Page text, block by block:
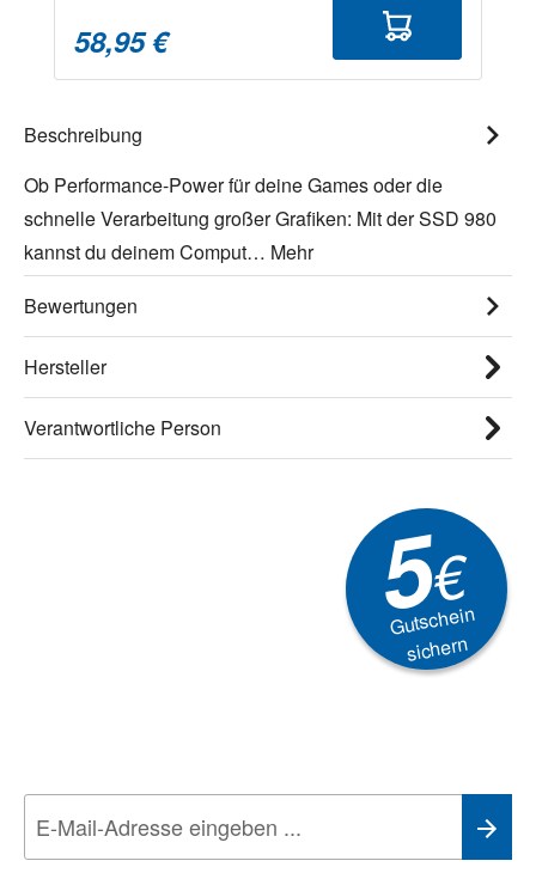
58,95 €
Beschreibung
Ob Performance-Power für deine Games oder die
schnelle Verarbeitung großer Grafiken: Mit der SSD 980
kannst du deinem Comput… Mehr
Bewertungen
Hersteller
Verantwortliche Person
5€
Gutschein
sichern